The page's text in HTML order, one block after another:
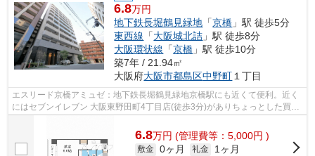
6.8万円
地下鉄長堀鶴見緑地 「京橋 」駅 徒歩5分
東西線 「大阪城北詰 」駅 徒歩8分
大阪環状線 「京橋 」駅 徒歩10分
築7年 / 21.94㎡
大阪府大阪市都島区中野町 １丁目
エスリード京橋アミュゼ：地下鉄長堀鶴見緑地京橋駅にも近くて便利。近く
にはセブンイレブン 大阪東野田町4丁目店(徒歩3分)がありちょっとした買い
物に便利です。共用部にはエレベータ...
6.8万円 (管理費等：5,000円 )
敷金 0ヶ月 礼金
1ヶ月